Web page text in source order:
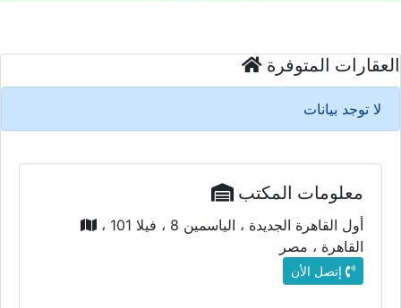
العقارات المتوفرة
لا توجد بيانات
معلومات المكتب
القاهرة ، مصر